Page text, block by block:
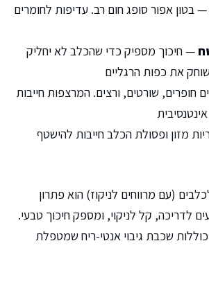
— בטון אפור סופג חום רב. עדיפות לחומרים
— חיכוך מספיק כדי שהכלב לא יחליק
את כפות הרגליים
חופרים, שורטים, ורצים. המרצפות חייבות
מזון ופסולת הכלב חייבות להישטף
(עם מרווחים לניקוז) הוא פתרון
לדריכה, קל לניקוי, ומספק חיכוך טבעי.
שכבת גיבוי אנטי-ריח שמטפלת